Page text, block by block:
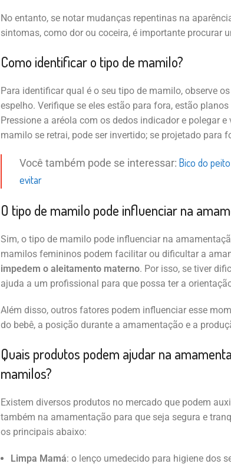
No entanto, se notar mudanças repentinas na
sintomas, como dor ou coceira, é importante procurar
Como identificar o tipo de mamilo?
Para identificar qual é o seu tipo de mamilo, observe
espelho. Verifique se eles estão para fora, estão
Pressione a aréola com os dedos indicador e polegar e
mamilo se retrai, pode ser invertido; se projetado para
Você também pode se interessar: Bico do
evitar
O tipo de mamilo pode influenciar na
Sim, o tipo de mamilo pode influenciar na
mamilos femininos podem facilitar ou dificultar a
impedem o aleitamento materno. Por isso, se tiver
ajuda a um profissional para que possa ter a
Além disso, outros fatores podem influenciar esse
do bebê, a posição durante a amamentação e a
Quais produtos podem ajudar na
mamilos?
Existem diversos produtos no mercado que podem
também na amamentação para que seja segura e
os principais abaixo:
Limpa Mamá: o lenço umedecido para higiene dos